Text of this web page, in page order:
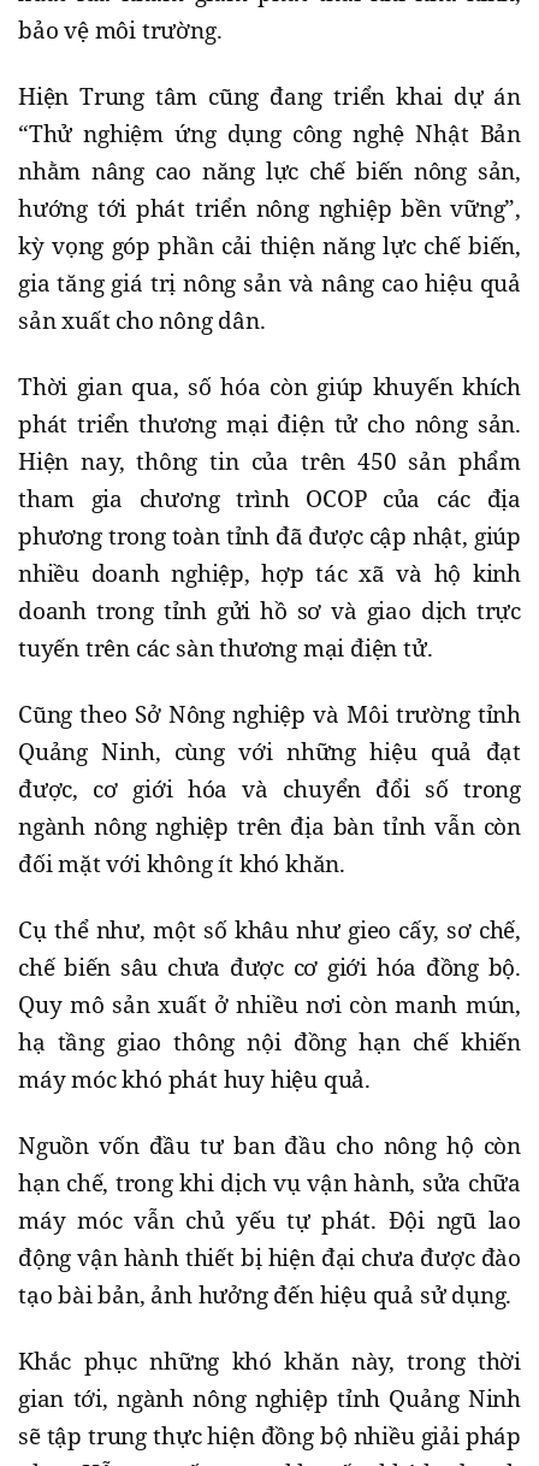
bảo vệ môi trường.
Hiện Trung tâm cũng đang triển khai dự án
“Thử nghiệm ứng dụng công nghệ Nhật Bản
nhằm nâng cao năng lực chế biến nông sản,
hướng tới phát triển nông nghiệp bền vững”,
kỳ vọng góp phần cải thiện năng lực chế biến,
gia tăng giá trị nông sản và nâng cao hiệu quả
sản xuất cho nông dân.
Thời gian qua, số hóa còn giúp khuyến khích
phát triển thương mại điện tử cho nông sản.
Hiện nay, thông tin của trên 450 sản phẩm
tham gia chương trình OCOP của các địa
phương trong toàn tỉnh đã được cập nhật, giúp
nhiều doanh nghiệp, hợp tác xã và hộ kinh
doanh trong tỉnh gửi hồ sơ và giao dịch trực
tuyến trên các sàn thương mại điện tử.
Cũng theo Sở Nông nghiệp và Môi trường tỉnh
Quảng Ninh, cùng với những hiệu quả đạt
được, cơ giới hóa và chuyển đổi số trong
ngành nông nghiệp trên địa bàn tỉnh vẫn còn
đối mặt với không ít khó khăn.
Cụ thể như, một số khâu như gieo cấy, sơ chế,
chế biến sâu chưa được cơ giới hóa đồng bộ.
Quy mô sản xuất ở nhiều nơi còn manh mún,
hạ tầng giao thông nội đồng hạn chế khiến
máy móc khó phát huy hiệu quả.
Nguồn vốn đầu tư ban đầu cho nông hộ còn
hạn chế, trong khi dịch vụ vận hành, sửa chữa
máy móc vẫn chủ yếu tự phát. Đội ngũ lao
động vận hành thiết bị hiện đại chưa được đào
tạo bài bản, ảnh hưởng đến hiệu quả sử dụng.
Khắc phục những khó khăn này, trong thời
gian tới, ngành nông nghiệp tỉnh Quảng Ninh
sẽ tập trung thực hiện đồng bộ nhiều giải pháp